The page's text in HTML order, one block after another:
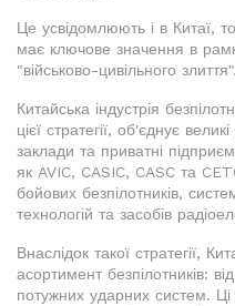
Це усвідомлюють і в Китаї,
має ключове значення в
"військово-цивільного злиття".
Китайська індустрія
цієї стратегії, об'єднує
заклади та приватні
як AVIC, CASIC, CASC та
бойових безпілотників,
технологій та засобів
Внаслідок такої стратегії,
асортимент безпілотників:
потужних ударних систем. Ці